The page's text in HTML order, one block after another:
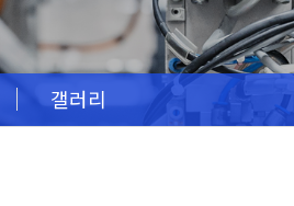
갤러리